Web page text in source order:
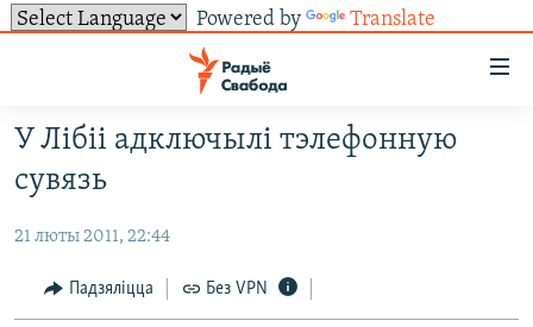
Powered by Translate
ўнівэрсальнага
доступу
да
галоўнага
Перайсьці
да
ВІДЭА І ФОТА
ЛЮДЗІ
ТОЛЬКІ НА СВАБОДЗЕ
ТЭСТЫ
БЛОГІ
СУВЯЗЬ
АБЫСЬЦІ БЛЯКАВАНЬНЕ
ПАДПІСАЦЦА
У Лібіі адключылі тэлефонную
сувязь
21 люты 2011, 22:44
Падзяліцца Без VPN